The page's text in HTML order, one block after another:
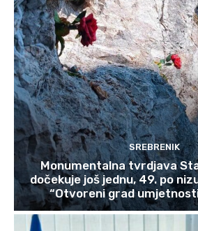
SREBRENIK
Monumentalna tvrdjava
dočekuje još jednu, 49. po
“Otvoreni grad